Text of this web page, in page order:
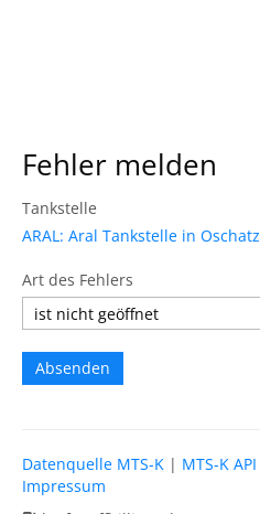
Fehler melden
Tankstelle
ARAL: Aral Tankstelle in Oschatz
Art des Fehlers
Datenquelle MTS-K | MTS-K API
Impressum